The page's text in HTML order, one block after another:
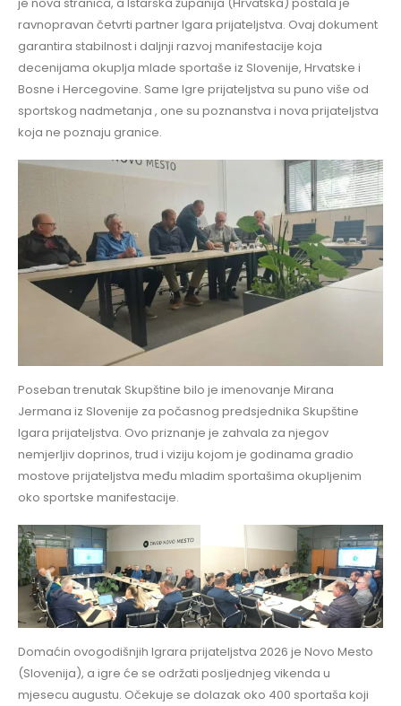
ravnopravan četvrti partner Igara prijateljstva. Ovaj dokument
garantira stabilnost i daljnji razvoj manifestacije koja
decenijama okuplja mlade sportaše iz Slovenije, Hrvatske i
Bosne i Hercegovine. Same Igre prijateljstva su puno više od
sportskog nadmetanja , one su poznanstva i nova prijateljstva
koja ne poznaju granice.
Poseban trenutak Skupštine bilo je imenovanje Mirana
Jermana iz Slovenije za počasnog predsjednika Skupštine
Igara prijateljstva. Ovo priznanje je zahvala za njegov
nemjerljiv doprinos, trud i viziju kojom je godinama gradio
mostove prijateljstva među mladim sportašima okupljenim
oko sportske manifestacije.
Domaćin ovogodišnjih Igrara prijateljstva 2026 je Novo Mesto
(Slovenija), a igre će se održati posljednjeg vikenda u
mjesecu augustu. Očekuje se dolazak oko 400 sportaša koji